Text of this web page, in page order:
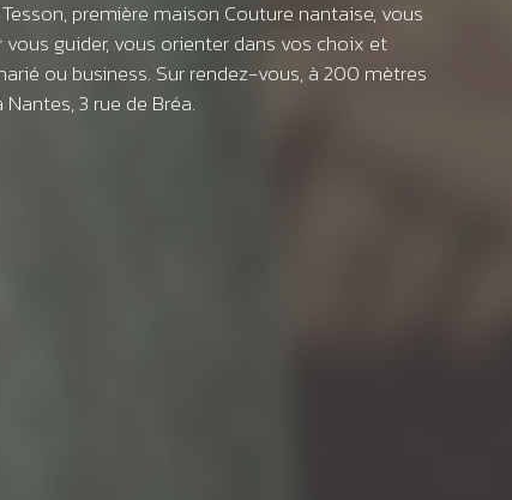
première maison Couture nantaise, vous
guider, vous orienter dans vos choix et
ou business. Sur rendez-vous, à 200 mètres
3 rue de Bréa.